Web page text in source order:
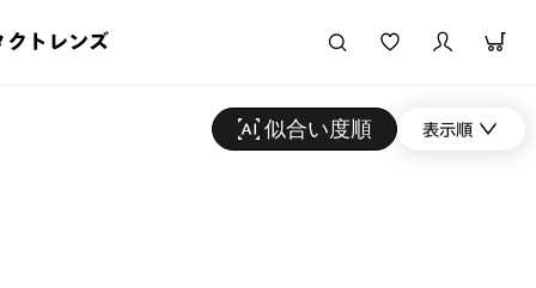
クトレンズ
似合い度順 表示順